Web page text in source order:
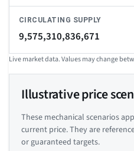
CIRCULATING SUPPLY
9,575,310,836,671
Live market data. Values may change
Illustrative price
These mechanical scenarios
current price. They are
or guaranteed targets.